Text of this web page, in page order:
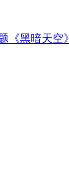
《黑暗天空》